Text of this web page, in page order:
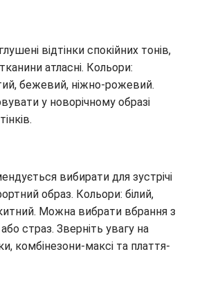
відтінки спокійних тонів,
атласні. Кольори:
бежевий, ніжно-рожевий.
у новорічному образі
вибирати для зустрічі
образ. Кольори: білий,
Можна вибрати вбрання з
страз. Зверніть увагу на
комбінезони-максі та плаття-